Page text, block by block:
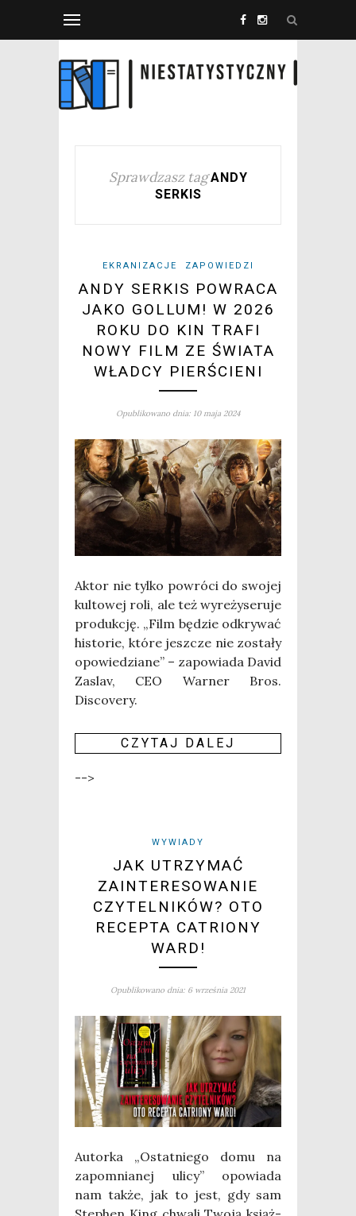
Sprawdzasz tag ANDY
SERKIS
EKRANIZACJE ZAPOWIEDZI
ANDY SERKIS POWRACA
JAKO GOLLUM! W 2026
ROKU DO KIN TRAFI
NOWY FILM ZE ŚWIATA
WŁADCY PIERŚCIENI
Opublikowano dnia: 10 maja 2024
Aktor nie tyl­ko powró­ci do swo­jej
kul­to­wej roli, ale też wyre­ży­se­ru­je
pro­duk­cję. „Film będzie odkry­wać
histo­rie, któ­re jesz­cze nie zosta­ły
opo­wie­dzia­ne” – zapo­wia­da David
Zaslav, CEO War­ner Bros.
Discovery.
CZY­TAJ DALEJ
-->
WYWIADY
JAK UTRZYMAĆ
ZAINTERESOWANIE
CZYTELNIKÓW? OTO
RECEPTA CATRIONY
WARD!
Opublikowano dnia: 6 września 2021
Autor­ka „Ostat­nie­go domu na
zapo­mnia­nej uli­cy” opo­wia­da
nam tak­że, jak to jest, gdy sam